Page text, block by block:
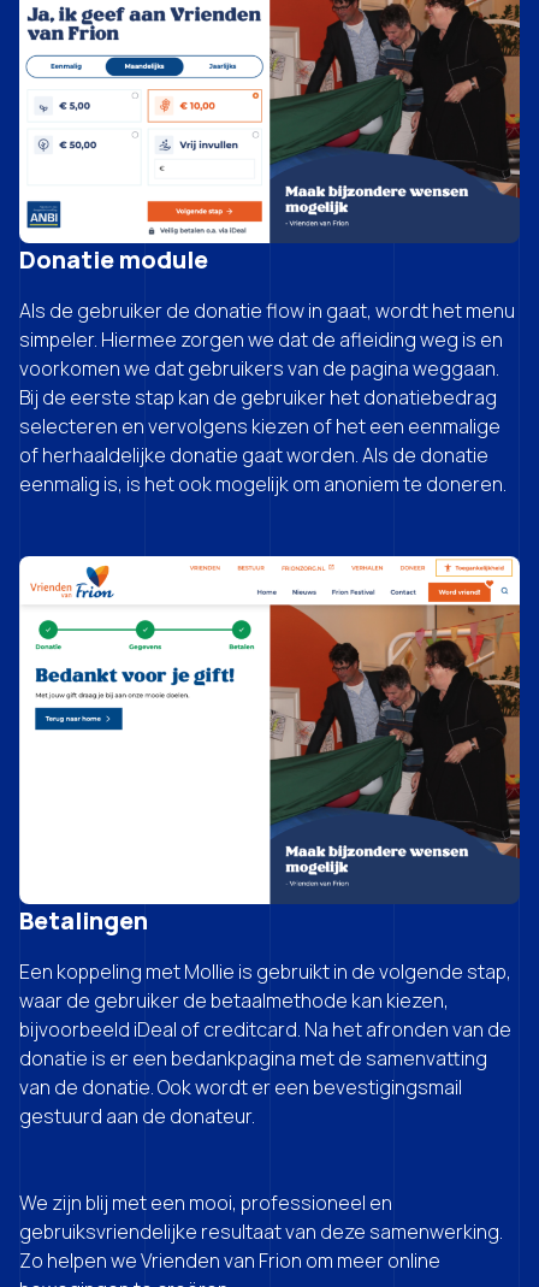
Donatie module
Als de gebruiker de donatie flow in gaat, wordt het menu
simpeler. Hiermee zorgen we dat de afleiding weg is en
voorkomen we dat gebruikers van de pagina weggaan.
Bij de eerste stap kan de gebruiker het donatiebedrag
selecteren en vervolgens kiezen of het een eenmalige
of herhaaldelijke donatie gaat worden. Als de donatie
eenmalig is, is het ook mogelijk om anoniem te doneren.
Betalingen
Een koppeling met Mollie is gebruikt in de volgende stap,
waar de gebruiker de betaalmethode kan kiezen,
bijvoorbeeld iDeal of creditcard. Na het afronden van de
donatie is er een bedankpagina met de samenvatting
van de donatie. Ook wordt er een bevestigingsmail
gestuurd aan de donateur.
We zijn blij met een mooi, professioneel en
gebruiksvriendelijke resultaat van deze samenwerking.
Zo helpen we Vrienden van Frion om meer online